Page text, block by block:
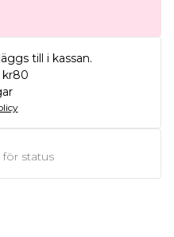
till i kassan.
kr80
för status